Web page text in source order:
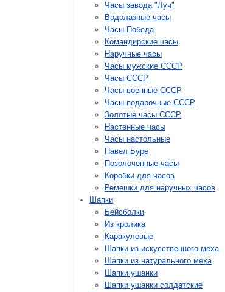
Часы завода "Луч"
Водолазные часы
Часы Победа
Командирские часы
Наручные часы
Часы мужские СССР
Часы СССР
Часы военные СССР
Часы подарочные СССР
Золотые часы СССР
Настенные часы
Часы настольные
Павел Буре
Позолоченные часы
Коробки для часов
Ремешки для наручных часов
Шапки
Бейсболки
Из кролика
Каракулевые
Шапки из искусственного меха
Шапки из натурального меха
Шапки ушанки
Шапки ушанки солдатские